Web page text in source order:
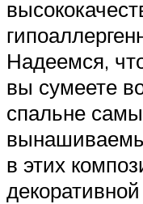
Надеемся,
вы сумеете
спальне
в этих